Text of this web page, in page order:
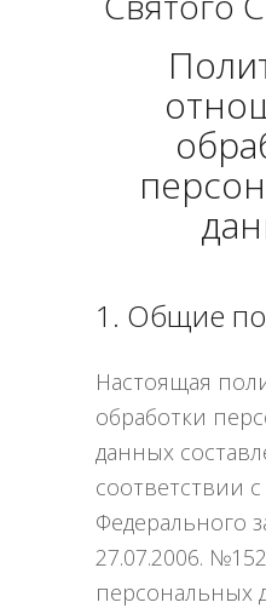
1. Общие
Настоящая
обработки
данных
соответствии
Федерального
27.07.2006.
персональных